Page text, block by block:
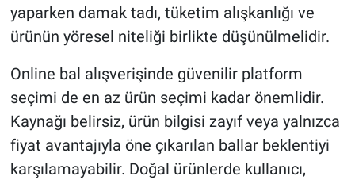
yaparken damak tadı, tüketim alışkanlığı ve
ürünün yöresel niteliği birlikte düşünülmelidir.
Online bal alışverişinde güvenilir platform
seçimi de en az ürün seçimi kadar önemlidir.
Kaynağı belirsiz, ürün bilgisi zayıf veya yalnızca
fiyat avantajıyla öne çıkarılan ballar beklentiyi
karşılamayabilir. Doğal ürünlerde kullanıcı,